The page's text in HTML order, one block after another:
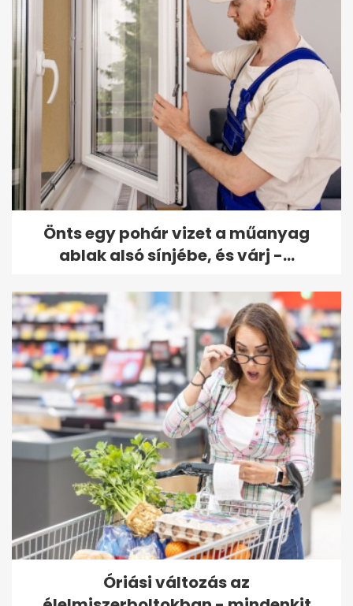
Önts egy pohár vizet a műanyag
ablak alsó sínjébe, és várj -...
Óriási változás az